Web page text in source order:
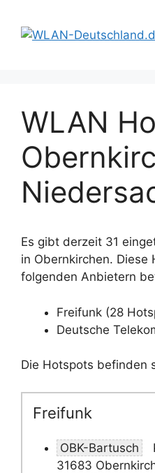
Inhalt
springen
WLAN
Es gibt derzeit 31
in Obernkirchen. Diese
folgenden Anbietern
Freifunk (28
Deutsche
Die Hotspots befinden
Freifunk
OBK-Bartusch
31683